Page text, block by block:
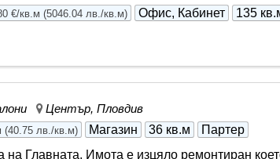
€/кв.м (5046.04 лв./кв.м) Офис, Кабинет 135
Център, Пловдив
(40.75 лв./кв.м) Магазин 36 кв.м
Партер
на Главната. Имота е изцяло ремонтиран